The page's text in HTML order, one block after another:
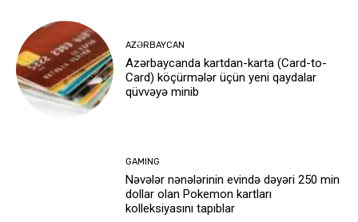
AZƏRBAYCAN
Azərbaycanda kartdan-karta (Card-to-
Card) köçürmələr üçün yeni qaydalar
qüvvəyə minib
GAMING
Nəvələr nənələrinin evində dəyəri 250 min
dollar olan Pokemon kartları
kolleksiyasını tapıblar